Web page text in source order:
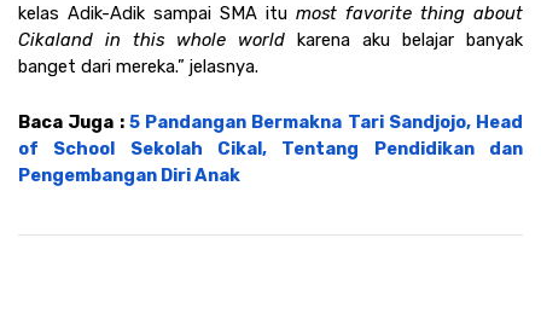
kelas Adik-Adik sampai SMA itu most favorite thing about
Cikaland in this whole world karena aku belajar banyak
banget dari mereka.” jelasnya.
Baca Juga : 5 Pandangan Bermakna Tari Sandjojo, Head
of School Sekolah Cikal, Tentang Pendidikan dan
Pengembangan Diri Anak